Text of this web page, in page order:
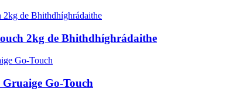
2kg de Bhithdhíghrádaithe
Go-Touch